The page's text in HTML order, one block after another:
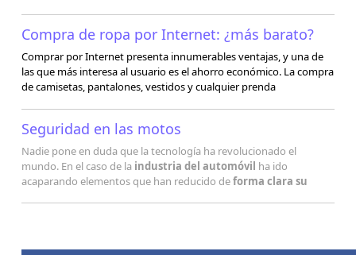
Compra de ropa por Internet: ¿más barato?
Comprar por Internet presenta innumerables ventajas, y una de
las que más interesa al usuario es el ahorro económico. La compra
de camisetas, pantalones, vestidos y cualquier prenda
Seguridad en las motos
Nadie pone en duda que la tecnología ha revolucionado el
mundo. En el caso de la industria del automóvil ha ido
acaparando elementos que han reducido deforma clara su